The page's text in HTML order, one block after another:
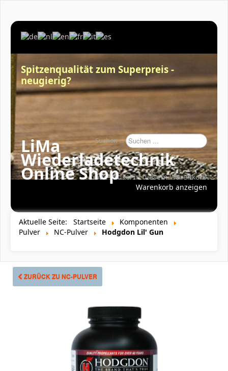
Spitzenqualität zum Superpreis -
neugierig?
Suchen ...
Keine Artikel in diesem Warenkorb
Warenkorb anzeigen
LiMa
Wiederladetechnik
Online Shop
Aktuelle Seite: Startseite
Komponenten
Pulver
NC-Pulver Hodgdon Lil' Gun
ZURÜCK ZU NC-PULVER